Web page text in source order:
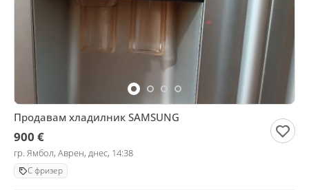
Продавам хладилник SAMSUNG
900 €
гр. Ямбол, Аврен, днес, 14:38
С фризер